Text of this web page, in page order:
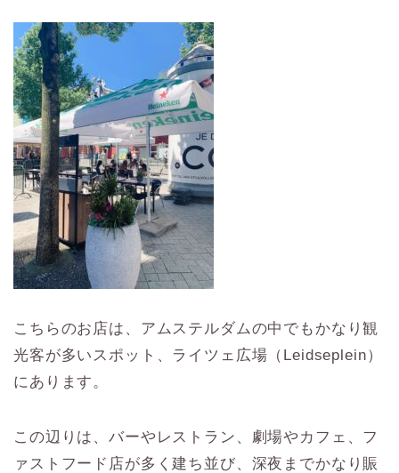
こちらのお店は、アムステルダムの中でもかなり観
光客が多いスポット、ライツェ広場（Leidseplein）
にあります。
この辺りは、バーやレストラン、劇場やカフェ、フ
ァストフード店が多く建ち並び、深夜までかなり賑